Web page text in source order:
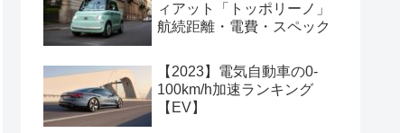
ィアット「トッポリーノ」
航続距離・電費・スペック
【2023】電気自動車の0-
100km/h加速ランキング
【EV】